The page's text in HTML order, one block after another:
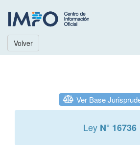
Volver
Ver Base
Ley N° 16736